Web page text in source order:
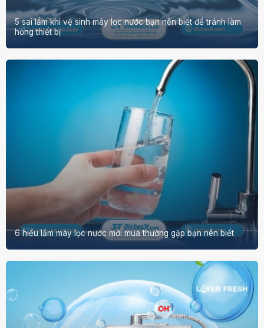
5 sai lầm khi vệ sinh máy lọc nước bạn nên biết để tránh làm
hỏng thiết bị
6 hiểu lầm máy lọc nước mới mua thường gặp bạn nên biết